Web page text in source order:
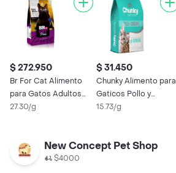
$ 272.950
Br For Cat Alimento
para Gatos Adultos
Sabor a Pollo
27.30/g
$ 31.450
Chunky Alimento para
Gaticos Pollo y
Cordero 1.5kg
15.73/g
New Concept Pet Shop
$4000